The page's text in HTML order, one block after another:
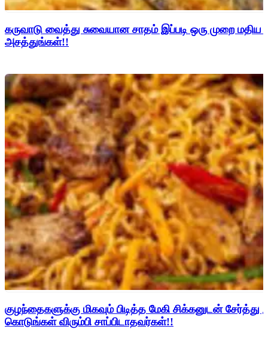
கருவாடு வைத்து சுவையான சாதம் இப்படி ஒரு முறை மதிய
அசத்துங்கள்!!
குழந்தைகளுக்கு மிகவும் பிடித்த மேகி சிக்கனுடன் சேர்த்து
கொடுங்கள் விரும்பி சாப்பிடாதவர்கள்!!